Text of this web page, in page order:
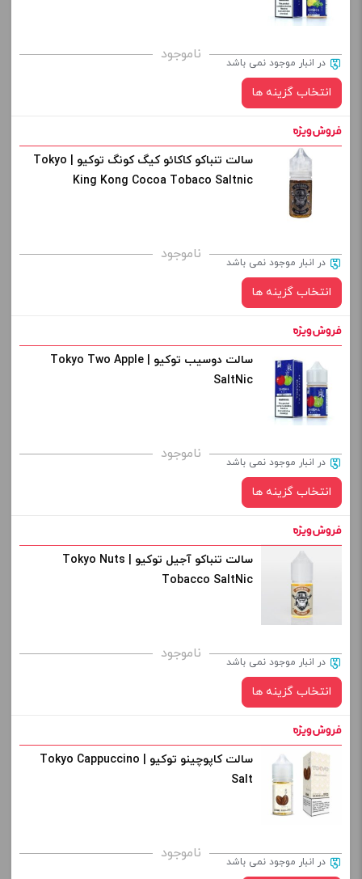
برای فعال شدن سبد خرید و نمایش قیمت ، گزینه های محصول را
از کادر بالا انتخاب کنید.
+
افزودن به سبد خرید
ناموجود در انبار موجود نمی باشد
انتخاب گزینه ها
نیکوتین:
برای فعال شدن سبد خرید و نمایش قیمت ، گزینه های محصول را
از کادر بالا انتخاب کنید.
+
افزودن به سبد خرید
سالت تنباکو کاکائو کیگ کونگ توکیو | Tokyo
King Kong Cocoa Tobaco Saltnic
ناموجود در انبار موجود نمی باشد
انتخاب گزینه ها
نیکوتین:
برای فعال شدن سبد خرید و نمایش قیمت ، گزینه های محصول را
از کادر بالا انتخاب کنید.
+
افزودن به سبد خرید
سالت دوسیب توکیو | Tokyo Two Apple
SaltNic
ناموجود در انبار موجود نمی باشد
انتخاب گزینه ها
نیکوتین:
برای فعال شدن سبد خرید و نمایش قیمت ، گزینه های محصول را
از کادر بالا انتخاب کنید.
+
افزودن به سبد خرید
سالت تنباکو آجیل توکیو | Tokyo Nuts
Tobacco SaltNic
ناموجود در انبار موجود نمی باشد
انتخاب گزینه ها
نیکوتین:
برای فعال شدن سبد خرید و نمایش قیمت ، گزینه های محصول را
از کادر بالا انتخاب کنید.
سالت کاپوچینو توکیو | Tokyo Cappuccino
Salt
ناموجود در انبار موجود نمی باشد